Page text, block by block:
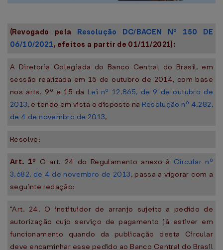
(Revogado pela Resolução DC/BACEN Nº 150 DE
06/10/2021, efeitos a partir de 01/11/2021):
A Diretoria Colegiada do Banco Central do Brasil, em
sessão realizada em 15 de outubro de 2014, com base
nos arts. 9º e 15 da Lei nº 12.865, de 9 de outubro de
2013, e tendo em vista o disposto na Resolução nº 4.282,
de 4 de novembro de 2013,
Resolve:
Art. 1º O art. 24 do Regulamento anexo à Circular nº
3.682, de 4 de novembro de 2013, passa a vigorar com a
seguinte redação:
"Art. 24. O instituidor de arranjo sujeito a pedido de
autorização cujo serviço de pagamento já estiver em
funcionamento quando da publicação desta Circular
deve encaminhar esse pedido ao Banco Central do Brasil